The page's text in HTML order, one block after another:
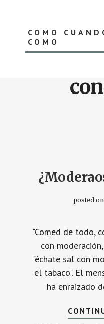
COMO
COMO
posted on
"Comed de todo,
con
"échate sal con
el tabaco". El
ha enraizado